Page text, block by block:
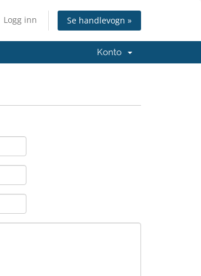
Logg inn Se handlevogn »
Konto